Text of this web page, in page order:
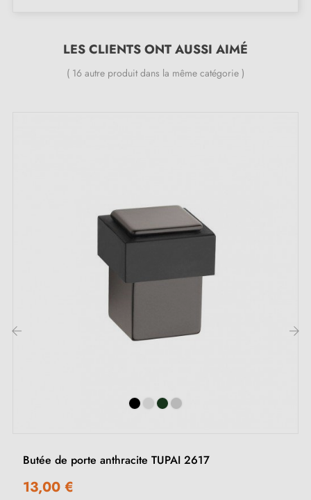
LES CLIENTS ONT AUSSI AIMÉ
( 16 autre produit dans la même catégorie )
Butée de porte anthracite TUPAI 2617
13,00 €